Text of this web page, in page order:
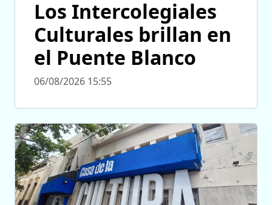
Los Intercolegiales
Culturales brillan en
el Puente Blanco
06/08/2026 15:55